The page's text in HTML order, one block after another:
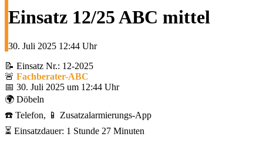
Einsatz 12/25 ABC mittel
30. Juli 2025 12:44 Uhr
📝 Einsatz Nr.: 12-2025
🚨 Fachberater-ABC
📅 30. Juli 2025 um 12:44 Uhr
🌍 Döbeln
☎️ Telefon, 📱 Zusatzalarmierungs-App
⏳ Einsatzdauer: 1 Stunde 27 Minuten